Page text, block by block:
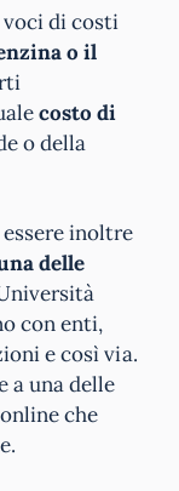
voci di costi
o il
costo di
o della
inoltre
delle
con enti,
e così via.
a una delle
che